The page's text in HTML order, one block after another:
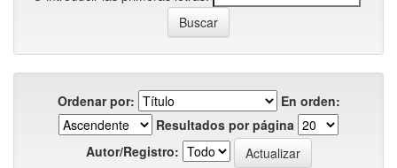
Ordenar por:
En orden:
Resultados por página
Autor/Registro: